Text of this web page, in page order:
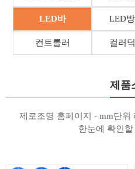
LED바 LED
컨트롤러 컬러
제품
제로조명 홈페이지 - mm단위
한눈에 확인